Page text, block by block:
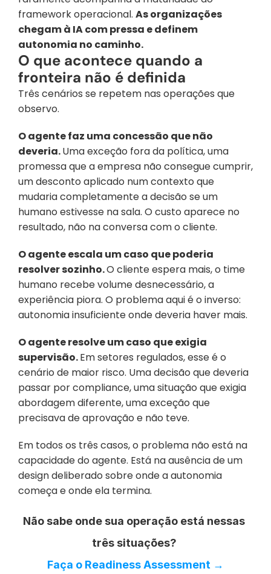
framework operacional. As organizações
chegam à IA com pressa e definem
autonomia no caminho.
O que acontece quando a
fronteira não é definida
Três cenários se repetem nas operações que
observo.
O agente faz uma concessão que não
deveria. Uma exceção fora da política, uma
promessa que a empresa não consegue cumprir,
um desconto aplicado num contexto que
mudaria completamente a decisão se um
humano estivesse na sala. O custo aparece no
resultado, não na conversa com o cliente.
O agente escala um caso que poderia
resolver sozinho. O cliente espera mais, o time
humano recebe volume desnecessário, a
experiência piora. O problema aqui é o inverso:
autonomia insuficiente onde deveria haver mais.
O agente resolve um caso que exigia
supervisão. Em setores regulados, esse é o
cenário de maior risco. Uma decisão que deveria
passar por compliance, uma situação que exigia
abordagem diferente, uma exceção que
precisava de aprovação e não teve.
Em todos os três casos, o problema não está na
capacidade do agente. Está na ausência de um
design deliberado sobre onde a autonomia
começa e onde ela termina.
Não sabe onde sua operação está nessas
três situações?
Faça o Readiness Assessment →